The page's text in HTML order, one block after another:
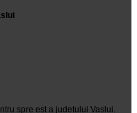
spre est a judetului Vaslui.